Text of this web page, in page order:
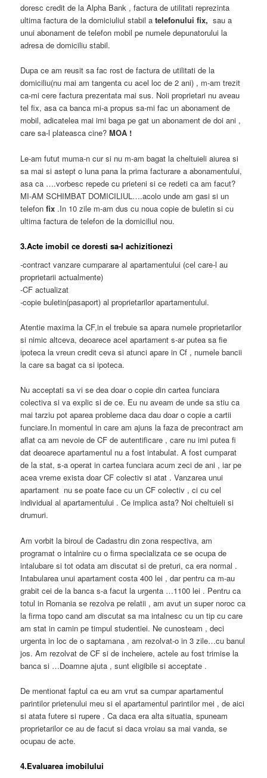
doresc credit de la Alpha Bank , factura de utilitati reprezinta
ultima factura de la domiciuliul stabil atelefonului fix, sau a
unui abonament de telefon mobil pe numele depunatorului la
adresa de domiciliu stabil.
Dupa ce am reusit sa fac rost de factura de utilitati de la
domiciliu(nu mai am tangenta cu acel loc de 2 ani) , m-am trezit
ca-mi cere factura prezentata mai sus. Noii proprietari nu aveau
tel fix, asa ca banca mi-a propus sa-mi fac un abonament de
mobil, adicatelea mai imi baga pe gat un abonament de doi ani ,
care sa-l plateasca cine? MOA !
Le-am futut muma-n cur si nu m-am bagat la cheltuieli aiurea si
sa mai si astept o luna pana la prima facturare a abonamentului,
asa ca ….vorbesc repede cu prieteni si ce redeti ca am facut?
MI-AM SCHIMBAT DOMICILIUL….acolo unde am gasi si un
telefonfix .In 10 zile m-am dus cu noua copie de buletin si cu
ultima factura de telefon de la domiciliul nou.
3.Acte imobil ce doresti sa-l achizitionezi
-contract vanzare cumparare al apartamentului (cel care-l au
proprietarii actualmente)
-CF actualizat
-copie buletin(pasaport) al proprietarilor apartamentului.
Atentie maxima la CF,in el trebuie sa apara numele proprietarilor
si nimic altceva, deoarece acel apartament s-ar putea sa fie
ipoteca la vreun credit ceva si atunci apare in Cf , numele bancii
la care sa bagat ca si ipoteca.
Nu acceptati sa vi se dea doar o copie din cartea funciara
colectiva si va explic si de ce. Eu nu aveam de unde sa stiu ca
mai tarziu pot aparea probleme daca dau doar o copie a cartii
funciare.In momentul in care am ajuns la faza de precontract am
aflat ca am nevoie de CF de autentificare , care nu imi putea fi
dat deoarece apartamentul nu a fost intabulat. A fost cumparat
de la stat, s-a operat in cartea funciara acum zeci de ani , iar pe
acea vreme exista doar CF colectiv si atat . Vanzarea unui
apartament nu se poate face cu un CF colectiv , ci cu cel
individual al apartamentului . Ce implica asta? Noi cheltuieli si
drumuri.
Am vorbit la biroul de Cadastru din zona respectiva, am
programat o intalnire cu o firma specializata ce se ocupa de
intalubare si tot odata am discutat si de preturi, ca era normal .
Intabularea unui apartament costa 400 lei , dar pentru ca m-au
grabit cei de la banca s-a facut la urgenta …1100 lei . Pentru ca
totul in Romania se rezolva pe relatii , am avut un super noroc ca
la firma topo cand am discutat sa ma intalnesc cu un tip cu care
am stat in camin pe timpul studentiei. Ne cunosteam , deci
urgenta in loc de o saptamana , am rezolvat-o in 3 zile…cu banul
jos. Am rezolvat de CF si de incheiere, actele au fost trimise la
banca si …Doamne ajuta , sunt eligibile si acceptate .
De mentionat faptul ca eu am vrut sa cumpar apartamentul
parintilor prietenului meu si el apartamentul parintilor mei , de aici
si atata futere si rupere . Ca daca era alta situatia, spuneam
proprietarilor ce au de facut si daca vroiau sa mai vanda, se
ocupau de acte.
4.Evaluarea imobilului